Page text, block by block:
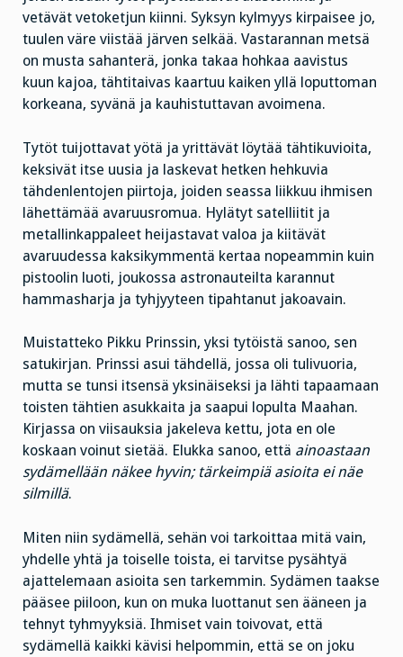
vetävät vetoketjun kiinni. Syksyn kylmyys kirpaisee jo,
tuulen väre viistää järven selkää. Vastarannan metsä
on musta sahanterä, jonka takaa hohkaa aavistus
kuun kajoa, tähtitaivas kaartuu kaiken yllä loputtoman
korkeana, syvänä ja kauhistuttavan avoimena.
Tytöt tuijottavat yötä ja yrittävät löytää tähtikuvioita,
keksivät itse uusia ja laskevat hetken hehkuvia
tähdenlentojen piirtoja, joiden seassa liikkuu ihmisen
lähettämää avaruusromua. Hylätyt satelliitit ja
metallinkappaleet heijastavat valoa ja kiitävät
avaruudessa kaksikymmentä kertaa nopeammin kuin
pistoolin luoti, joukossa astronauteilta karannut
hammasharja ja tyhjyyteen tipahtanut jakoavain.
Muistatteko Pikku Prinssin, yksi tytöistä sanoo, sen
satukirjan. Prinssi asui tähdellä, jossa oli tulivuoria,
mutta se tunsi itsensä yksinäiseksi ja lähti tapaamaan
toisten tähtien asukkaita ja saapui lopulta Maahan.
Kirjassa on viisauksia jakeleva kettu, jota en ole
koskaan voinut sietää. Elukka sanoo, että ainoastaan
sydämellään näkee hyvin; tärkeimpiä asioita ei näe
silmillä.
Miten niin sydämellä, sehän voi tarkoittaa mitä vain,
yhdelle yhtä ja toiselle toista, ei tarvitse pysähtyä
ajattelemaan asioita sen tarkemmin. Sydämen taakse
pääsee piiloon, kun on muka luottanut sen ääneen ja
tehnyt tyhmyyksiä. Ihmiset vain toivovat, että
sydämellä kaikki kävisi helpommin, että se on joku